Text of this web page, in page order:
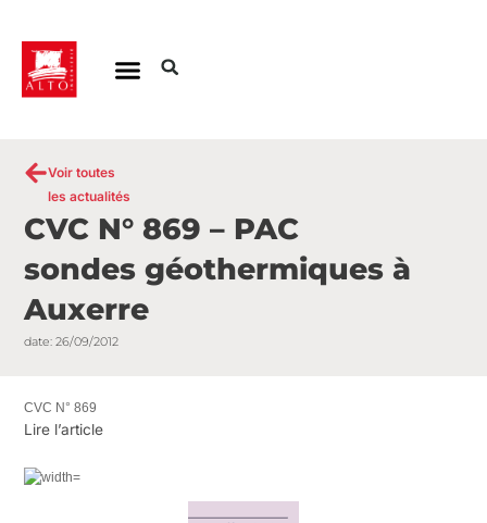
contenu
Voir toutes
les actualités
CVC N° 869 – PAC
sondes géothermiques à
Auxerre
date: 26/09/2012
CVC N° 869
Lire l’article